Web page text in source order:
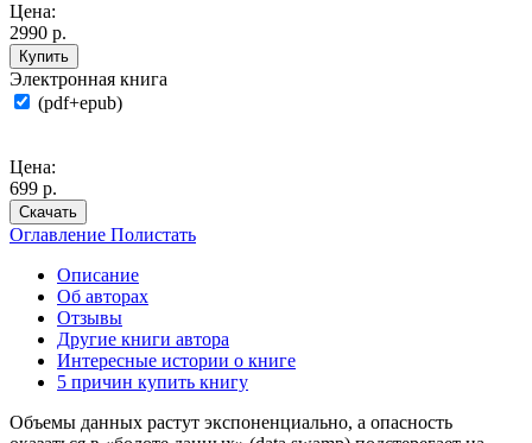
Цена:
2990 р.
Купить
Электронная книга
(pdf+epub)
Цена:
699 р.
Скачать
Оглавление Полистать
Описание
Об авторах
Отзывы
Другие книги автора
Интересные истории о книге
5 причин купить книгу
Объемы данных растут экспоненциально, а опасность